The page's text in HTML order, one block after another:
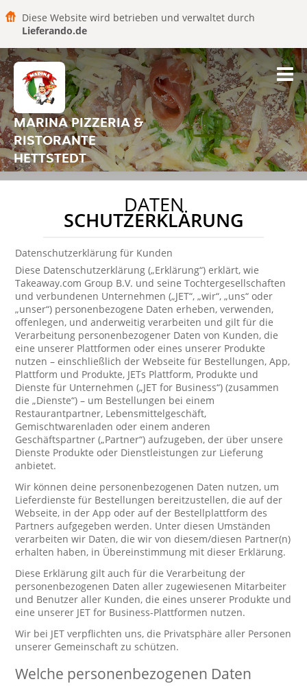
Diese Website wird betrieben und verwaltet durch
Lieferando.de
MARINA PIZZERIA &
RISTORANTE
HETTSTEDT
DATEN
SCHUTZERKLÄRUNG
Datenschutzerklärung für Kunden
Diese Datenschutzerklärung („Erklärung“) erklärt, wie
Takeaway.com Group B.V. und seine Tochtergesellschaften
und verbundenen Unternehmen („JET“, „wir“, „uns“ oder
„unser“) personenbezogene Daten erheben, verwenden,
offenlegen, und anderweitig verarbeiten und gilt für die
Verarbeitung personenbezogener Daten von Kunden, die
eine unserer Plattformen oder eines unserer Produkte
nutzen – einschließlich der Webseite für Bestellungen, App,
Plattform und Produkte, JETs Plattform, Produkte und
Dienste für Unternehmen („JET for Business“) (zusammen
die „Dienste“) – um Bestellungen bei einem
Restaurantpartner, Lebensmittelgeschäft,
Gemischtwarenladen oder einem anderen
Geschäftspartner („Partner“) aufzugeben, der über unsere
Dienste Produkte oder Dienstleistungen zur Lieferung
anbietet.
Wir können deine personenbezogenen Daten nutzen, um
Lieferdienste für Bestellungen bereitzustellen, die auf der
Webseite, in der App oder auf der Bestellplattform des
Partners aufgegeben werden. Unter diesen Umständen
verarbeiten wir Daten, die wir von diesem/diesen Partner(n)
erhalten haben, in Übereinstimmung mit dieser Erklärung.
Diese Erklärung gilt auch für die Verarbeitung der
personenbezogenen Daten aller zugewiesenen Mitarbeiter
und Benutzer aller Kunden, die eines unserer Produkte und
eine unserer JET for Business-Plattformen nutzen.
Wir bei JET verpflichten uns, die Privatsphäre aller Personen
unserer Gemeinschaft zu schützen.
Welche personenbezogenen Daten